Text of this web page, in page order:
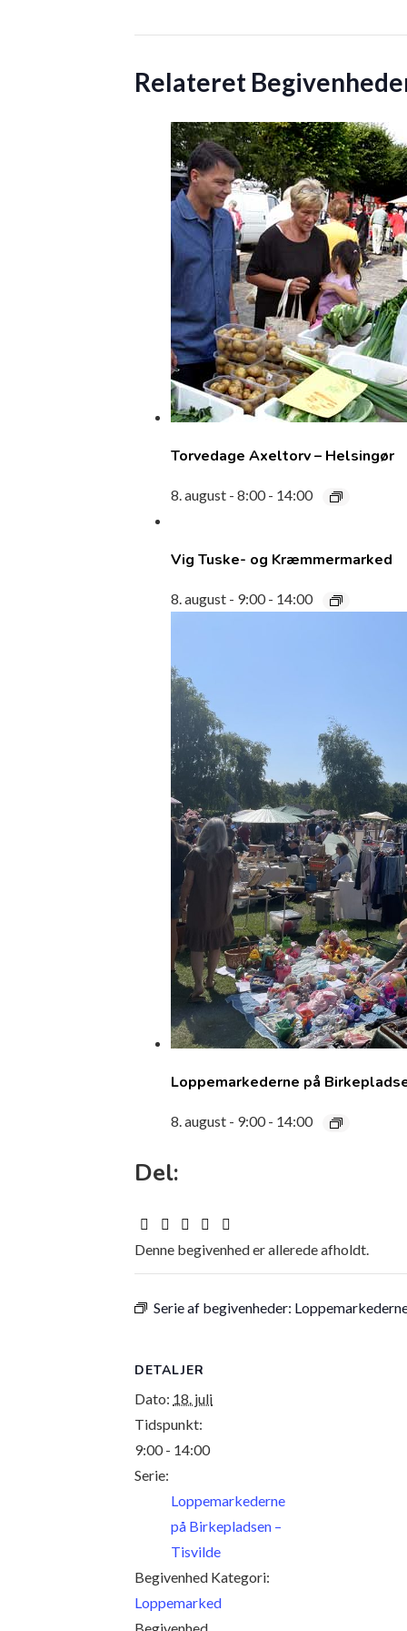
Relateret
Torvedage Axeltorv – Helsingør
8. august - 8:00- 14:00
Vig Tuske- og Kræmmermarked
8. august - 9:00- 14:00
Loppemarkederne på
8. august - 9:00- 14:00
Del:
Denne begivenhed er allerede afholdt.
Serie af begivenheder:
DETALJER
Dato: 18. juli
Tidspunkt:
9:00 - 14:00
Serie:
Loppemarkederne
på Birkepladsen –
Tisvilde
Begivenhed Kategori:
Loppemarked